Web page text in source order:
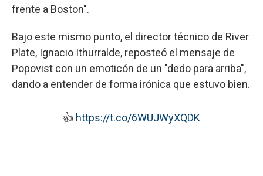
frente a Boston".
Bajo este mismo punto, el director técnico de River
Plate, Ignacio Ithurralde, reposteó el mensaje de
Popovist con un emoticón de un "dedo para arriba",
dando a entender de forma irónica que estuvo bien.
👍 https://t.co/6WUJWyXQDK